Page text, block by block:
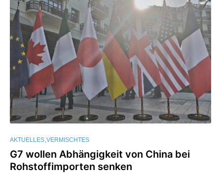
AKTUELLES VERMISCHTES
G7 wollen Abhängigkeit von China bei
Rohstoffimporten senken